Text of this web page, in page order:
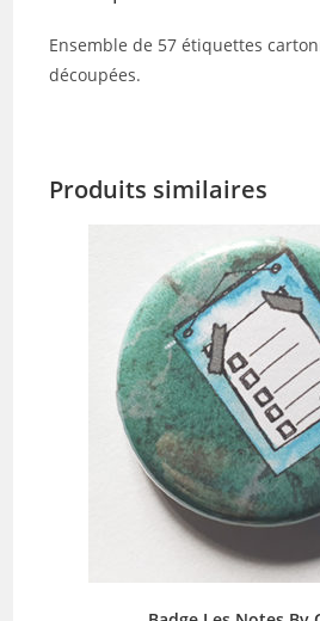
Ensemble de 57 étiquettes
découpées.
Produits similaires